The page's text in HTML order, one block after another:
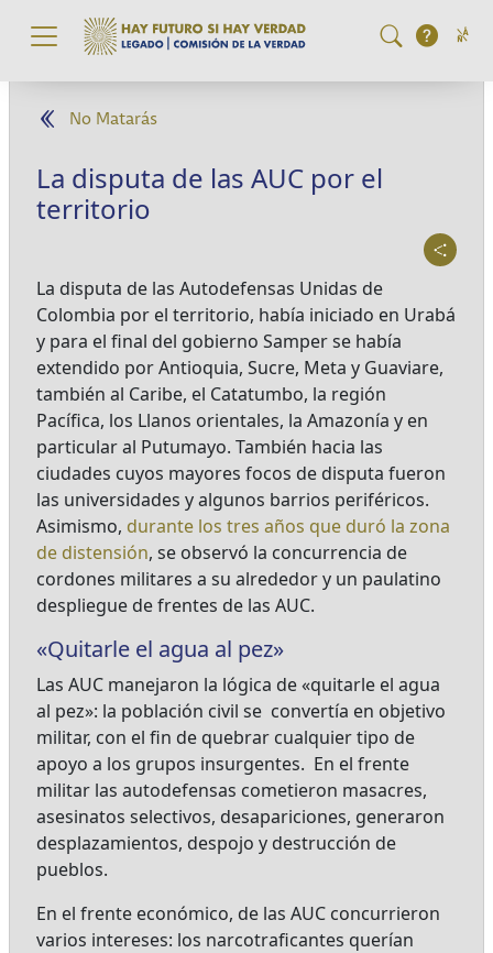
Pasar al contenido principal
No Matarás
La disputa de las AUC por el
territorio
La disputa de las Autodefensas Unidas de
Colombia por el territorio, había iniciado en Urabá
y para el final del gobierno Samper se había
extendido por Antioquia, Sucre, Meta y Guaviare,
también al Caribe, el Catatumbo, la región
Pacífica, los Llanos orientales, la Amazonía y en
particular al Putumayo. También hacia las
ciudades cuyos mayores focos de disputa fueron
las universidades y algunos barrios periféricos.
Asimismo, durante los tres años que duró la zona
de distensión, se observó la concurrencia de
cordones militares a su alrededor y un paulatino
despliegue de frentes de las AUC.
«Quitarle el agua al pez»
Las AUC manejaron la lógica de «quitarle el agua
al pez»: la población civil se convertía en objetivo
militar, con el fin de quebrar cualquier tipo de
apoyo a los grupos insurgentes. En el frente
militar las autodefensas cometieron masacres,
asesinatos selectivos, desapariciones, generaron
desplazamientos, despojo y destrucción de
pueblos.
En el frente económico, de las AUC concurrieron
varios intereses: los narcotraficantes querían